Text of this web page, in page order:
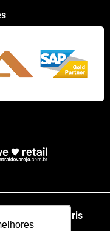
NRF Paris